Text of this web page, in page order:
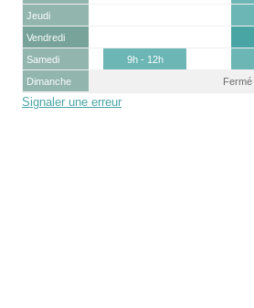
Jeudi
Vendredi
Samedi
9h - 12h
Dimanche
Fermé
Signaler une erreur